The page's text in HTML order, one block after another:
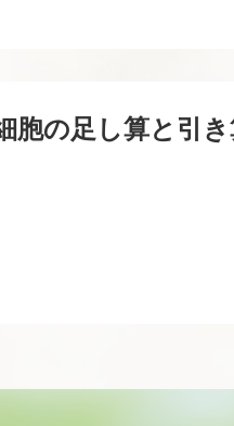
胞の足し算と引き